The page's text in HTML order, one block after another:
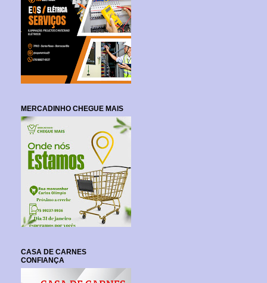
MERCADINHO CHEGUE MAIS
CASA DE CARNES
CONFIANÇA